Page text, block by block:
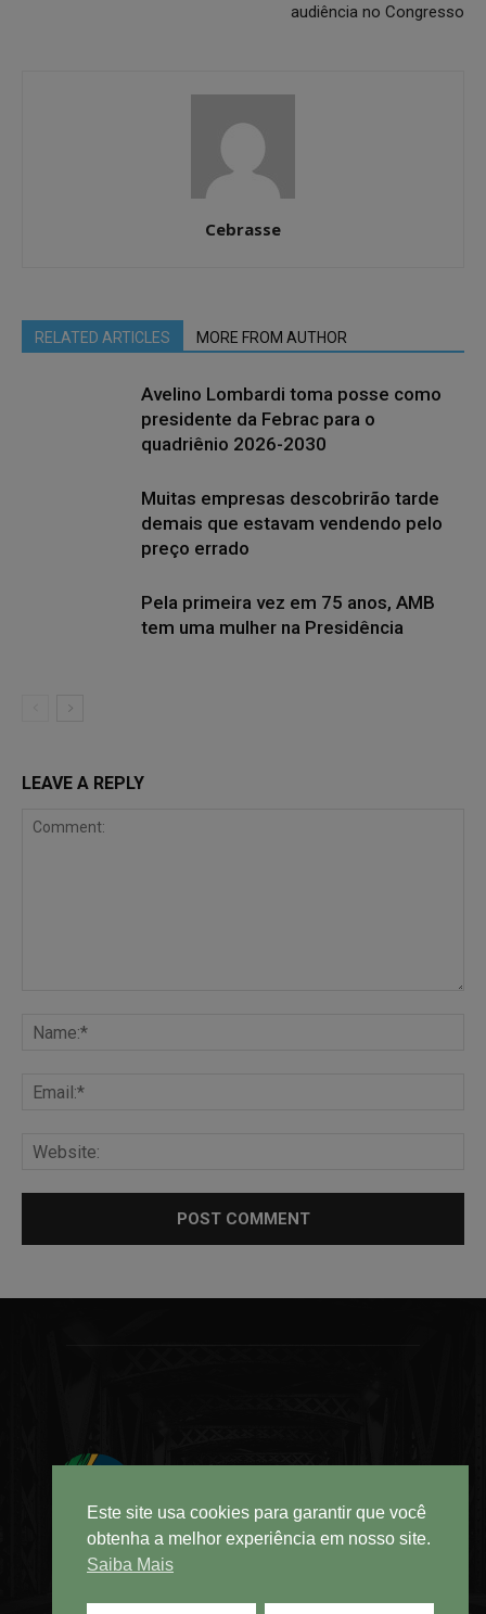
audiência no Congresso
Cebrasse
RELATED ARTICLES MORE FROM AUTHOR
Avelino Lombardi toma posse como
presidente da Febrac para o
quadriênio 2026-2030
Muitas empresas descobrirão tarde
demais que estavam vendendo pelo
preço errado
Pela primeira vez em 75 anos, AMB
tem uma mulher na Presidência
LEAVE A REPLY
Este site usa cookies para garantir que você
obtenha a melhor experiência em nosso site.
Saiba Mais